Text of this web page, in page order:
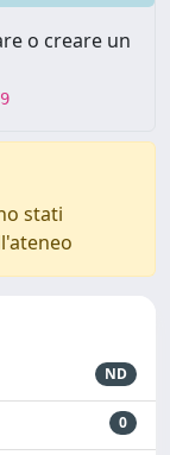
o creare un
stati
ND
0